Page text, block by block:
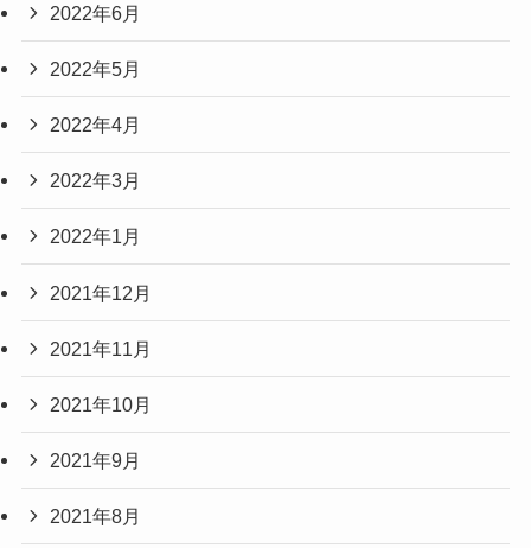
2022年6月
2022年5月
2022年4月
2022年3月
2022年1月
2021年12月
2021年11月
2021年10月
2021年9月
2021年8月